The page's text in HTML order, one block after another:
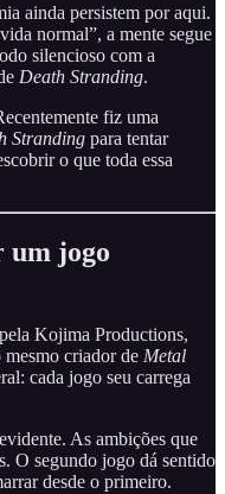
ainda persistem por aqui.
normal”, a mente segue
silencioso com a
Death Stranding.
fiz uma
Stranding para tentar
o que toda essa
um jogo
Kojima Productions,
criador de Metal
cada jogo seu carrega
As ambições que
O segundo jogo dá sentido
desde o primeiro.